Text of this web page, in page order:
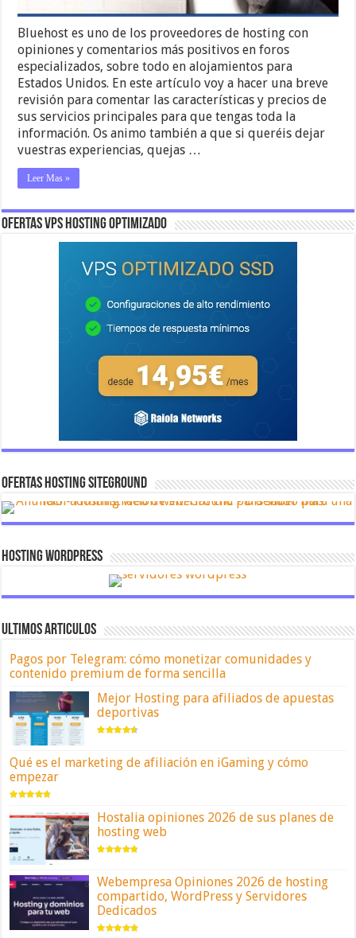
Bluehost es uno de los proveedores de hosting con
opiniones y comentarios más positivos en foros
especializados, sobre todo en alojamientos para
Estados Unidos. En este artículo voy a hacer una breve
revisión para comentar las características y precios de
sus servicios principales para que tengas toda la
información. Os animo también a que si queréis dejar
vuestras experiencias, quejas …
Leer Mas »
OFERTAS VPS HOSTING OPTIMIZADO
OFERTAS HOSTING SITEGROUND
Hosting Wordpress
ULTIMOS ARTICULOS
Pagos por Telegram: cómo monetizar comunidades y
contenido premium de forma sencilla
Mejor Hosting para afiliados de apuestas
deportivas
Qué es el marketing de afiliación en iGaming y cómo
empezar
Hostalia opiniones 2026 de sus planes de
hosting web
Webempresa Opiniones 2026 de hosting
compartido, WordPress y Servidores
Dedicados